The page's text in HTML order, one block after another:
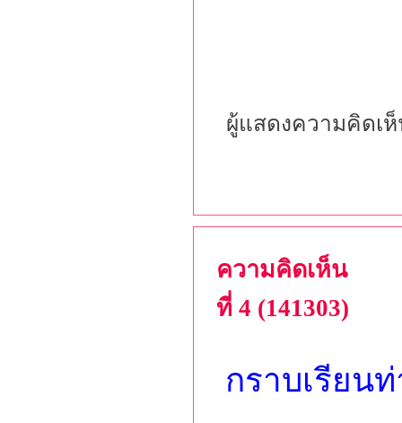
ผู้แสดงความคิดเ
ความคิดเห็น
ที่ 4 (141303)
กราบเรียน